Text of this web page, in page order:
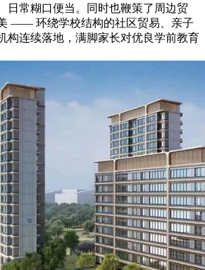
日常糊口便当。同时也鞭策了周边贸
—— 环绕学校结构的社区贸易、亲子
构连续落地，满脚家长对优良学前教育